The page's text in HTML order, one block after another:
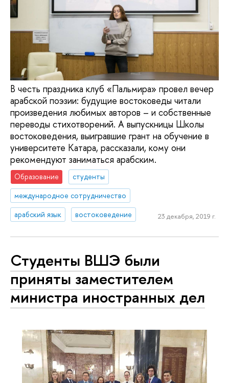
В честь праздника клуб «Пальмира» провел вечер
арабской поэзии: будущие востоковеды читали
произведения любимых авторов – и собственные
переводы стихотворений. А выпускницы Школы
востоковедения, выигравшие грант на обучение в
университете Катара, рассказали, кому они
рекомендуют заниматься арабским.
Образование
студенты
международное сотрудничество
арабский язык
востоковедение 23 декабря, 2019 г.
Студенты ВШЭ были
приняты заместителем
министра иностранных дел